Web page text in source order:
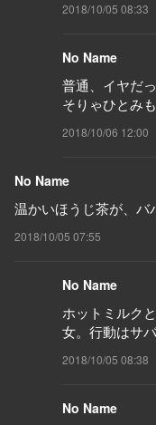
2018/10/05 08:33
No Name
普通、イヤだ
そりゃひとみ
2018/10/06 12:00
No Name
温かいほうじ茶が、バ
2018/10/05 07:55
No Name
ホットミルク
女。行動はサ
2018/10/05 08:38
No Name